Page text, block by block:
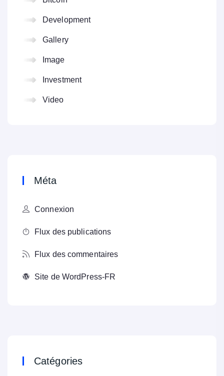
Development
Gallery
Image
Investment
Video
Méta
Connexion
Flux des publications
Flux des commentaires
Site de WordPress-FR
Catégories